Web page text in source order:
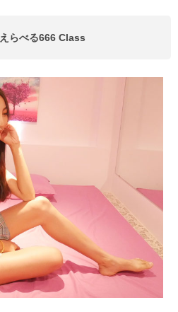
らべる666 Class